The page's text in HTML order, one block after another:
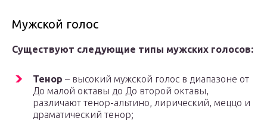
Мужской голос
Существуют следующие типы мужских голосов:
Тенор – высокий мужской голос в диапазоне от
До малой октавы до До второй октавы,
различают тенор-альтино, лирический, меццо и
драматический тенор;